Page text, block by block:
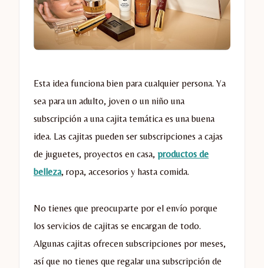
Esta idea funciona bien para cualquier persona. Ya
sea para un adulto, joven o un niño una
subscripción a una cajita temática es una buena
idea. Las cajitas pueden ser subscripciones a cajas
de juguetes, proyectos en casa, productos de
belleza, ropa, accesorios y hasta comida.
No tienes que preocuparte por el envío porque
los servicios de cajitas se encargan de todo.
Algunas cajitas ofrecen subscripciones por meses,
así que no tienes que regalar una subscripción de